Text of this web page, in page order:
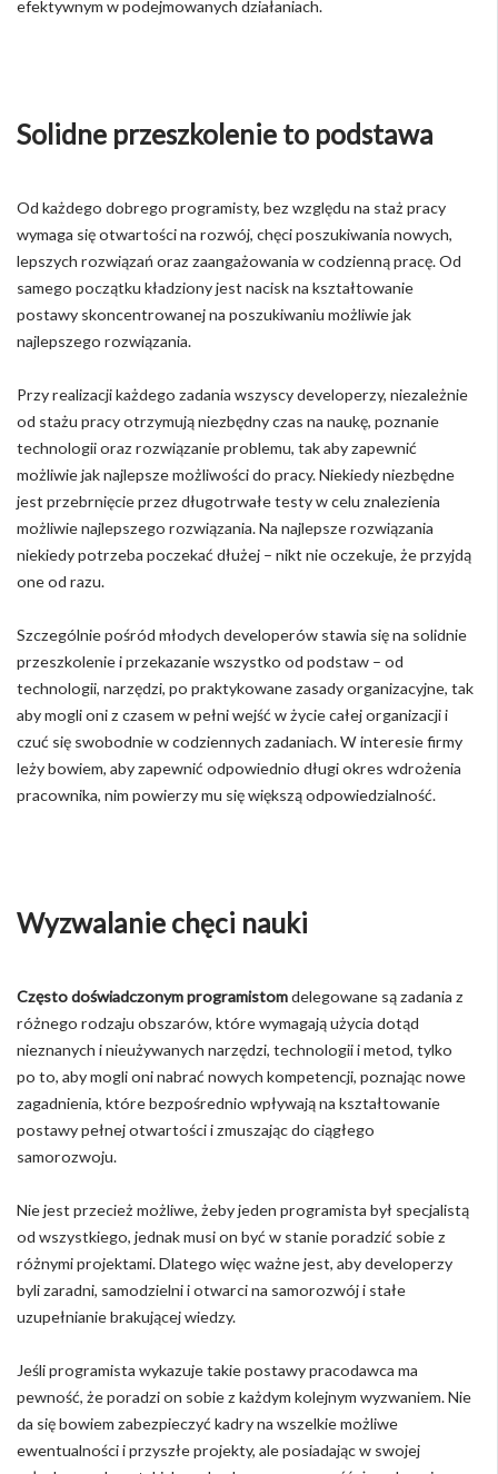
efektywnym w podejmowanych działaniach.
Solidne przeszkolenie to podstawa
Od każdego dobrego programisty, bez względu na staż pracy
wymaga się otwartości na rozwój, chęci poszukiwania nowych,
lepszych rozwiązań oraz zaangażowania w codzienną pracę. Od
samego początku kładziony jest nacisk na kształtowanie
postawy skoncentrowanej na poszukiwaniu możliwie jak
najlepszego rozwiązania.
Przy realizacji każdego zadania wszyscy developerzy, niezależnie
od stażu pracy otrzymują niezbędny czas na naukę, poznanie
technologii oraz rozwiązanie problemu, tak aby zapewnić
możliwie jak najlepsze możliwości do pracy. Niekiedy niezbędne
jest przebrnięcie przez długotrwałe testy w celu znalezienia
możliwie najlepszego rozwiązania. Na najlepsze rozwiązania
niekiedy potrzeba poczekać dłużej – nikt nie oczekuje, że przyjdą
one od razu.
Szczególnie pośród młodych developerów stawia się na solidnie
przeszkolenie i przekazanie wszystko od podstaw – od
technologii, narzędzi, po praktykowane zasady organizacyjne, tak
aby mogli oni z czasem w pełni wejść w życie całej organizacji i
czuć się swobodnie w codziennych zadaniach. W interesie firmy
leży bowiem, aby zapewnić odpowiednio długi okres wdrożenia
pracownika, nim powierzy mu się większą odpowiedzialność.
Wyzwalanie chęci nauki
Często doświadczonym programistomdelegowane są zadania z
różnego rodzaju obszarów, które wymagają użycia dotąd
nieznanych i nieużywanych narzędzi, technologii i metod, tylko
po to, aby mogli oni nabrać nowych kompetencji, poznając nowe
zagadnienia, które bezpośrednio wpływają na kształtowanie
postawy pełnej otwartości i zmuszając do ciągłego
samorozwoju.
Nie jest przecież możliwe, żeby jeden programista był specjalistą
od wszystkiego, jednak musi on być w stanie poradzić sobie z
różnymi projektami. Dlatego więc ważne jest, aby developerzy
byli zaradni, samodzielni i otwarci na samorozwój i stałe
uzupełnianie brakującej wiedzy.
Jeśli programista wykazuje takie postawy pracodawca ma
pewność, że poradzi on sobie z każdym kolejnym wyzwaniem. Nie
da się bowiem zabezpieczyć kadry na wszelkie możliwe
ewentualności i przyszłe projekty, ale posiadając w swojej